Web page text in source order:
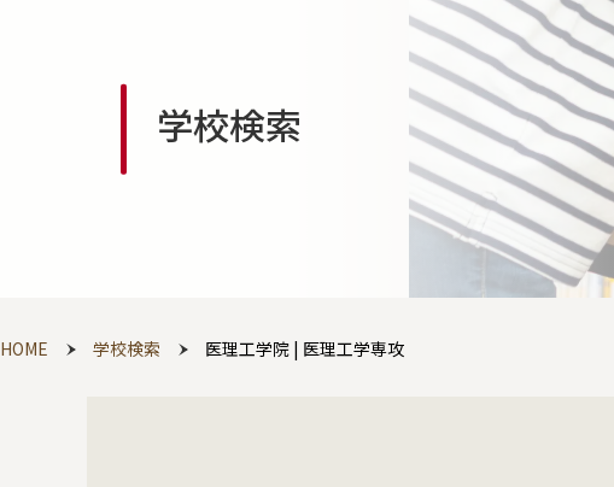
学校検索
HOME 学校検索 医理工学院 | 医理工学専攻